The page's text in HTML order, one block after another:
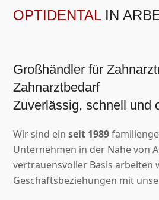
OPTIDENTALIN
Großhändler für
Zahnarztbedarf
Zuverlässig, schnell und
Wir sind einseit 1989
Unternehmen in der Nähe von
vertrauensvoller Basis arbeiten
Geschäftsbeziehungen mit